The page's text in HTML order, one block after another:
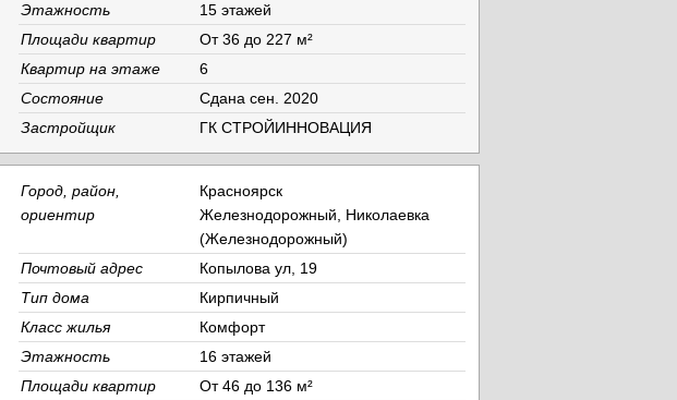
Этажность
15 этажей
Площади квартир
От 36 до 227 м²
Квартир на этаже
6
Состояние
Cдана сен. 2020
Застройщик
ГК СТРОЙИННОВАЦИЯ
Город, район,
ориентир
Красноярск
Железнодорожный, Николаевка
(Железнодорожный)
Почтовый адрес
Копылова ул, 19
Тип дома
Кирпичный
Класс жилья
Комфорт
Этажность
16 этажей
Площади квартир
От 46 до 136 м²